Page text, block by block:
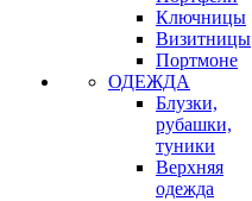
Ключницы
Визитницы
Портмоне
ОДЕЖДА
Блузки,
рубашки,
туники
Верхняя
одежда